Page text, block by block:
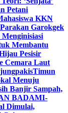
Petani
KKN
Garokgek
Membantu
Pesisir
Cemara Laut
Timun
Menuju
Banjir Sampah,
BADAMI-
Dimulai,